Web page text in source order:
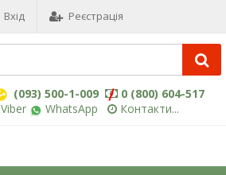
Вхід Реєстрація
(093) 500-1-009
0 (800) 604-517
Viber WhatsApp Контакти...